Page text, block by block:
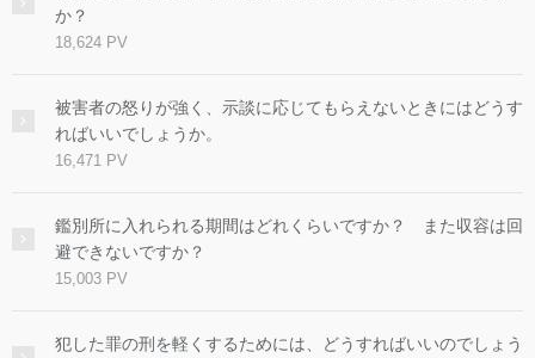
か？
18,624 PV
被害者の怒りが強く、示談に応じてもらえないときにはどうす
ればいいでしょうか。
16,471 PV
鑑別所に入れられる期間はどれくらいですか？ また収容は回
避できないですか？
15,003 PV
犯した罪の刑を軽くするためには、どうすればいいのでしょう